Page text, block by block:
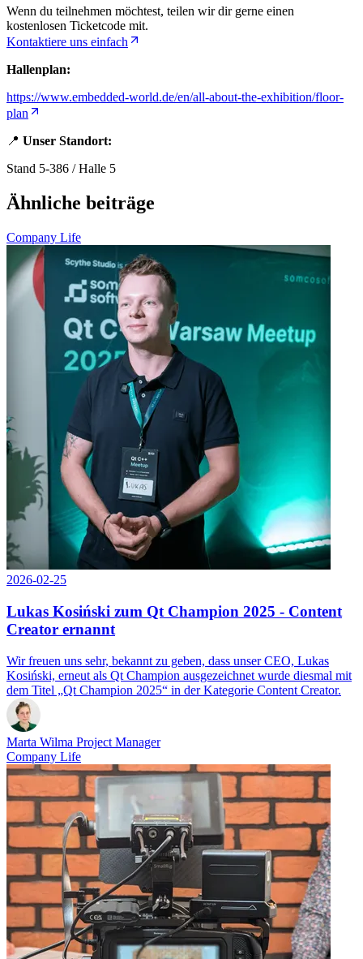
Wenn du teilnehmen möchtest, teilen wir dir gerne einen
kostenlosen Ticketcode mit.
Kontaktiere uns einfach
Hallenplan:
https://www.embedded-world.de/en/all-about-the-exhibition/floor-
plan
📍 Unser Standort:
Stand 5-386 / Halle 5
Ähnliche beiträge
Company Life
2026-02-25
Lukas Kosiński zum Qt Champion 2025 - Content
Creator ernannt
Wir freuen uns sehr, bekannt zu geben, dass unser CEO, Lukas
Kosiński, erneut als Qt Champion ausgezeichnet wurde diesmal mit
dem Titel „Qt Champion 2025“ in der Kategorie Content Creator.
Marta Wilma Project Manager
Company Life